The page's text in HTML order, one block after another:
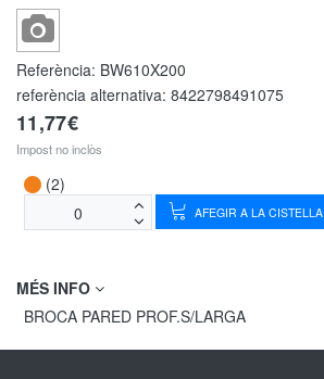
Referència: BW610X200
referència alternativa: 8422798491075
11,77€
Impost no inclòs
(2)
AFEGIR A LA CISTELLA
MÉS INFO
BROCA PARED PROF.S/LARGA